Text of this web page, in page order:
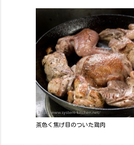
茶色く焦げ目のついた鶏肉